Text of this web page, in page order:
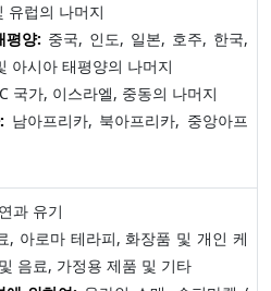
유럽의 나머지
평양: 중국, 인도, 일본, 호주, 한국,
아시아 태평양의 나머지
국가, 이스라엘, 중동의 나머지
남아프리카, 북아프리카, 중앙아프
과 유기
, 아로마 테라피, 화장품 및 개인 케
음료, 가정용 제품 및 기타